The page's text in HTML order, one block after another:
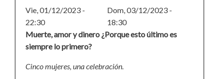
Vie, 01/12/2023 -
22:30
Dom, 03/12/2023 -
18:30
Muerte, amor y dinero ¿Porque esto último es
siempre lo primero?
Cinco mujeres, una celebración.